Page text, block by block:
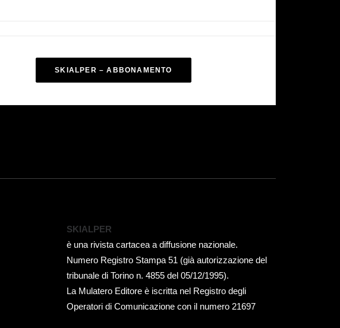
SKIALPER – ABBONAMENTO
SKIALPER
è una rivista cartacea a diffusione nazionale.
Numero Registro Stampa 51 (già autorizzazione del
tribunale di Torino n. 4855 del 05/12/1995).
La Mulatero Editore è iscritta nel Registro degli
Operatori di Comunicazione con il numero 21697